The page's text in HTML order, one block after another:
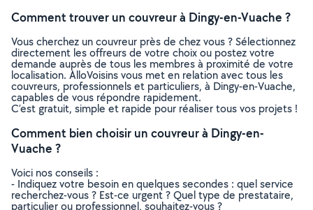
Comment trouver un couvreur à Dingy-en-Vuache ?
Vous cherchez un couvreur près de chez vous ? Sélectionnez
directement les offreurs de votre choix ou postez votre
demande auprès de tous les membres à proximité de votre
localisation. AlloVoisins vous met en relation avec tous les
couvreurs, professionnels et particuliers, à Dingy-en-Vuache,
capables de vous répondre rapidement.
C’est gratuit, simple et rapide pour réaliser tous vos projets !
Comment bien choisir un couvreur à Dingy-en-
Vuache ?
Voici nos conseils :
- Indiquez votre besoin en quelques secondes : quel service
recherchez-vous ? Est-ce urgent ? Quel type de prestataire,
particulier ou professionnel, souhaitez-vous ?